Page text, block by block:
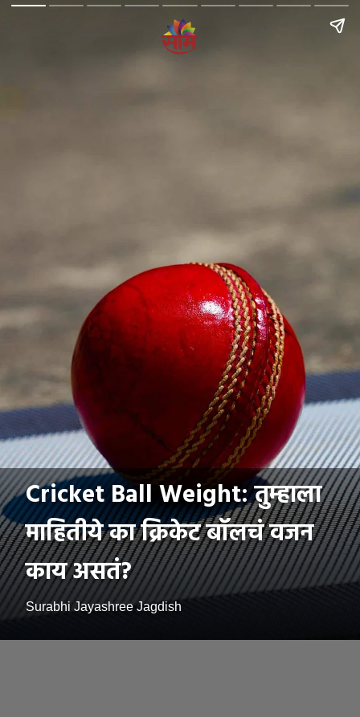
Cricket Ball Weight: तुम्हाला
माहितीये का क्रिकेट बॉलचं वजन
काय असतं?
Surabhi Jayashree Jagdish